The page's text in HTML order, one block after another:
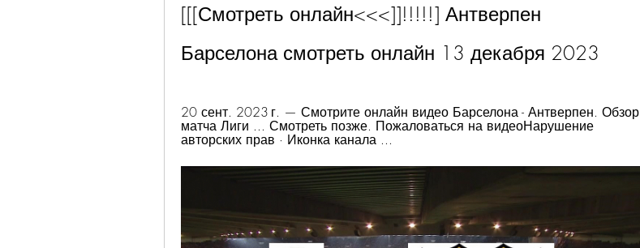
[[[Смотреть онлайн<<<]]!!!!!] Антверпен
Барселона смотреть онлайн 13 декабря 2023
20 сент. 2023 г. — Смотрите онлайн видео Барселона - Антверпен. Обзор
матча Лиги ... Смотреть позже. Пожаловаться на видеоНарушение
авторских прав · Иконка канала ...